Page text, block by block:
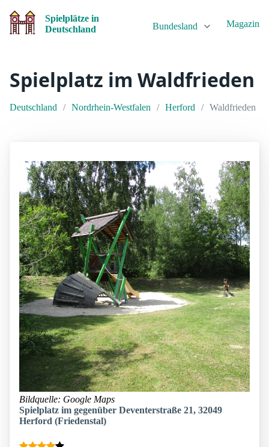
Spielplätze in
Deutschland
Bundesland Magazin
Spielplatz im Waldfrieden
Deutschland Nordrhein-Westfalen Herford Waldfrieden
Bildquelle: Google Maps
Spielplatz im gegenüber Deventerstraße 21, 32049
Herford (Friedenstal)